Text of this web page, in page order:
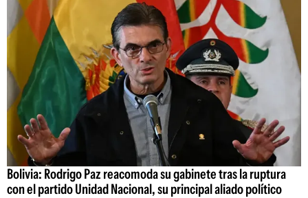
Bolivia: Rodrigo Paz reacomoda su gabinete tras la ruptura
con el partido Unidad Nacional, su principal aliado político